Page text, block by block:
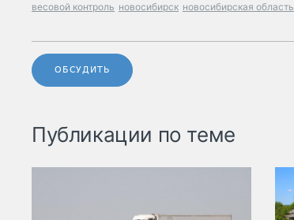
весовой контроль новосибирск новосибирская область
ОБСУДИТЬ
Публикации по теме